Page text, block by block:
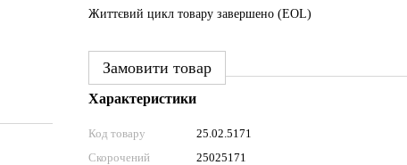
Життєвий цикл товару завершено (EOL)
Замовити товар
Характеристики
Код товару
25.02.5171
Скорочений
25025171